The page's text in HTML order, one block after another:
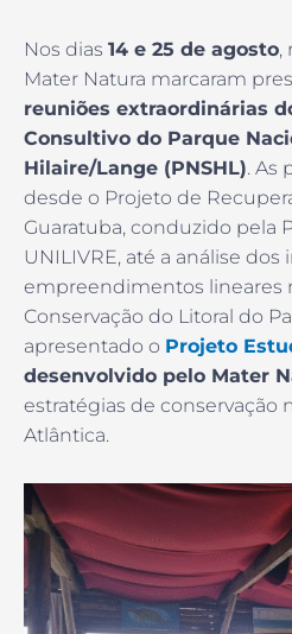
Nos dias 14 e 25 de agosto,
Mater Natura marcaram
reuniões extraordinárias
Consultivo do Parque
Hilaire/Lange (PNSHL). As
desde o Projeto de
Guaratuba, conduzido pela
UNILIVRE, até a análise dos
empreendimentos lineares
Conservação do Litoral do
apresentado o Projeto
desenvolvido pelo Mater
estratégias de conservação
Atlântica.